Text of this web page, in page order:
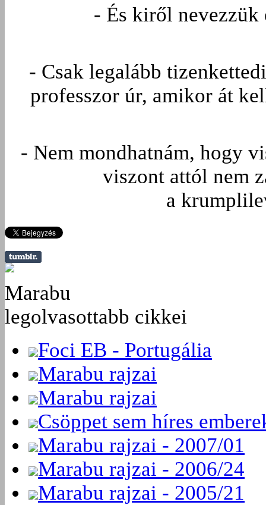
- És kiről nevezzük
- Csak legalább
professzor úr, amikor át
- Nem mondhatnám, hogy
viszont attól nem
a
Marabu
legolvasottabb cikkei
Foci EB - Portugália
Marabu rajzai
Marabu rajzai
Csöppet sem híres
Marabu rajzai - 2007/01
Marabu rajzai - 2006/24
Marabu rajzai - 2005/21